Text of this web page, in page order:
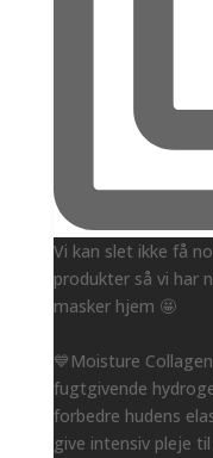
Vi kan slet ikke få
produkter så vi har
masker hjem 🤩
💙Moisture
fugtgivende
forbedre hudens
give intensiv pleje